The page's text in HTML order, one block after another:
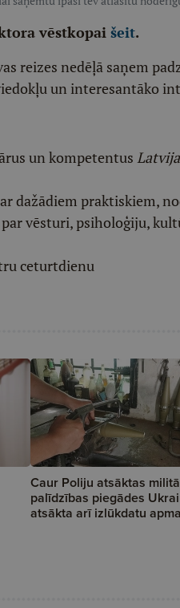
vēstkopai šeit.
reizes nedēļā saņem
un interesantāko
un kompetentus
dažādiem praktiskiem,
vēsturi, psiholoģiju,
ceturtdienu
Caur Poliju atsāktas
palīdzības piegādes
atsākta arī izlūkdatu